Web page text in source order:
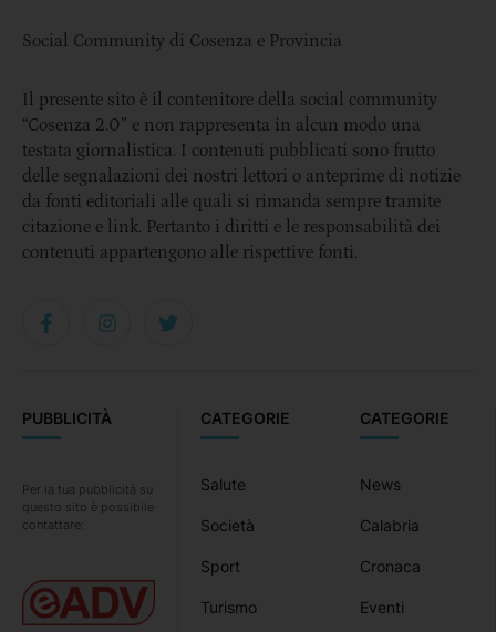
CATEGORIE
News
Calabria
Cronaca
Eventi
CATEGORIE
Salute
Società
Sport
Turismo
PUBBLICITÀ
Per la tua pubblicità su
questo sito è possibile
contattare:
Social Community di Cosenza e Provincia
Il presente sito è il contenitore della social community
“Cosenza 2.0” e non rappresenta in alcun modo una
testata giornalistica. I contenuti pubblicati sono frutto
delle segnalazioni dei nostri lettori o anteprime di notizie
da fonti editoriali alle quali si rimanda sempre tramite
citazione e link. Pertanto i diritti e le responsabilità dei
contenuti appartengono alle rispettive fonti.